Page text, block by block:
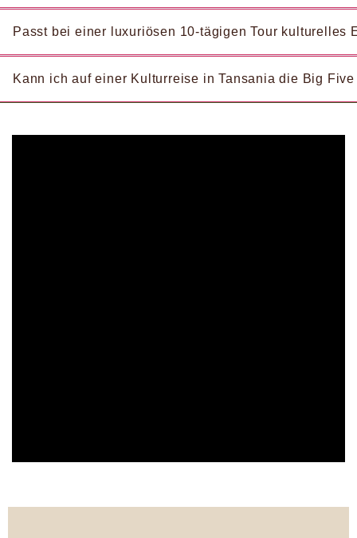
Passt bei einer luxuriösen 10-tägigen Tour kulturelles
Kann ich auf einer Kulturreise in Tansania die Big